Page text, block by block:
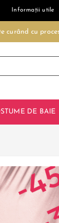
Informații utile
curând cu
DE BAIE